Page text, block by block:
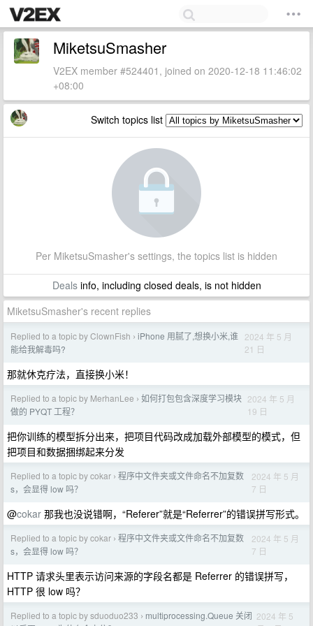
MiketsuSmasher
V2EX member #524401, joined on 2020-12-18 11:46:02
+08:00
Switch topics list
Per MiketsuSmasher's settings, the topics list is hidden
Dealsinfo, including closed deals, is not hidden
MiketsuSmasher's recent replies
Replied to a topic by ClownFish › iPhone 用腻了,想换小米,谁
能给我解毒吗?
2024 年 5 月
21 日
那就休克疗法，直接换小米！
Replied to a topic by MerhanLee › 如何打包包含深度学习模块
做的 PYQT 工程？
2024 年 5 月
19 日
把你训练的模型拆分出来，把项目代码改成加载外部模型的模式，但
把项目和数据捆绑起来分发
Replied to a topic by cokar › 程序中文件夹或文件命名不加复数
s，会显得 low 吗？
2024 年 5 月
7 日
@cokar 那我也没说错啊，“Referer”就是“Referrer”的错误拼写形式。
Replied to a topic by cokar › 程序中文件夹或文件命名不加复数
s，会显得 low 吗？
2024 年 5 月
7 日
HTTP 请求头里表示访问来源的字段名都是 Referrer 的错误拼写，
HTTP 很 low 吗？
Replied to a topic by sduoduo233 › multiprocessing.Queue 关闭 2024 年 5